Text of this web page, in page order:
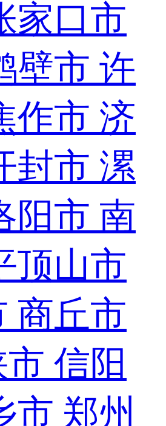
家口市
壁市 许
作市 济
封市 漯
阳市 南
顶山市
商丘市
信阳
市 郑州